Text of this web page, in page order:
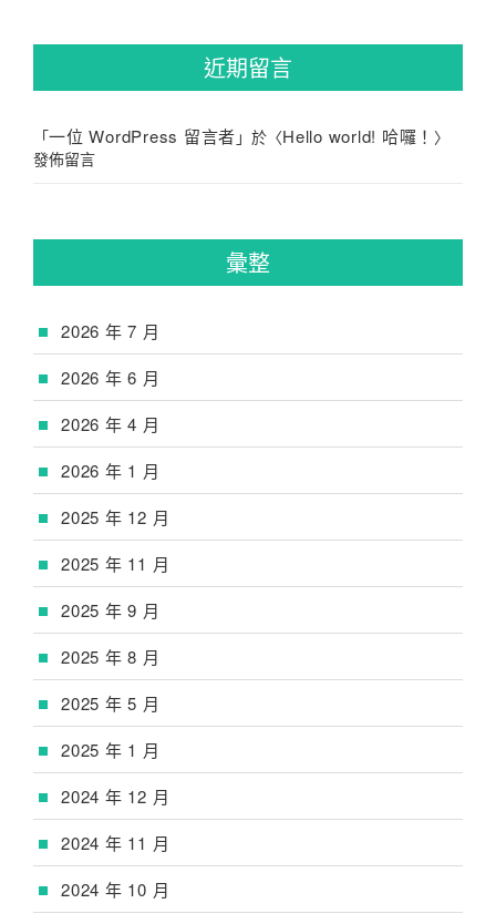
近期留言
「一位 WordPress 留言者 」於〈Hello world! 哈囉！ 〉
發佈留言
彙整
2026 年 7 月
2026 年 6 月
2026 年 4 月
2026 年 1 月
2025 年 12 月
2025 年 11 月
2025 年 9 月
2025 年 8 月
2025 年 5 月
2025 年 1 月
2024 年 12 月
2024 年 11 月
2024 年 10 月